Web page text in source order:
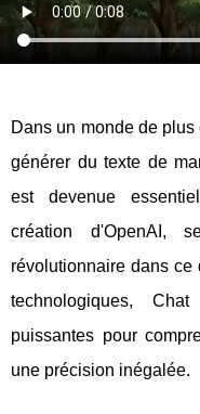
Dans un monde de
générer du texte de
est devenue
création d'OpenAI,
révolutionnaire dans
technologiques,
puissantes pour
une précision inégalée.